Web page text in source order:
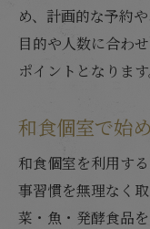
め、計画的な予約
目的や人数に合わ
ポイントとなります
和食個室で始
和食個室を利用す
事習慣を無理なく
菜・魚・発酵食品